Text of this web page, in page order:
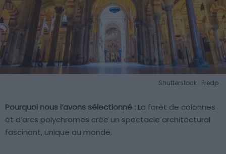
Shutterstock : Fredp
Pourquoi nous l’avons sélectionné : La forêt de colonnes
et d’arcs polychromes crée un spectacle architectural
fascinant, unique au monde.